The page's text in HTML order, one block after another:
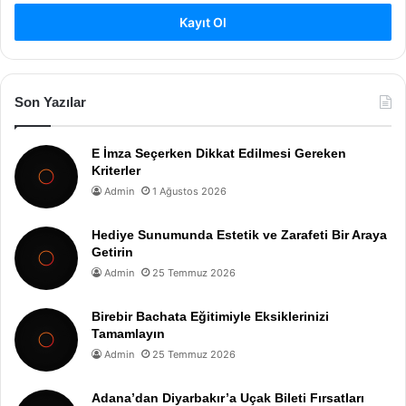
Kayıt Ol
Son Yazılar
E İmza Seçerken Dikkat Edilmesi Gereken
Kriterler
Admin 1 Ağustos 2026
Hediye Sunumunda Estetik ve Zarafeti Bir Araya
Getirin
Admin 25 Temmuz 2026
Birebir Bachata Eğitimiyle Eksiklerinizi
Tamamlayın
Admin 25 Temmuz 2026
Adana’dan Diyarbakır’a Uçak Bileti Fırsatları